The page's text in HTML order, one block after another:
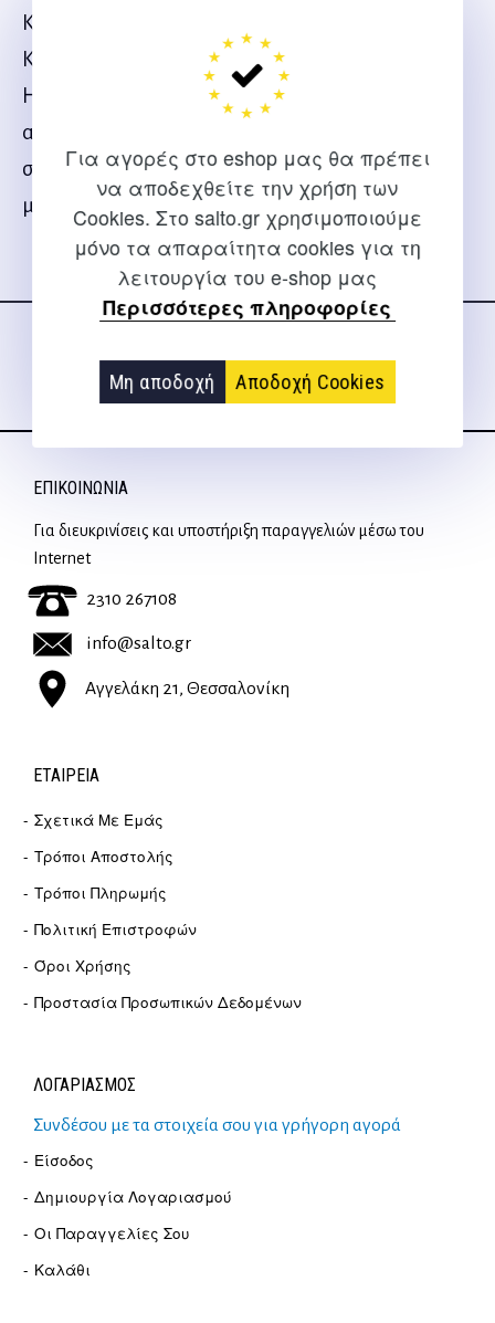
Για αγορές στο eshop μας θα πρέπει
να αποδεχθείτε την χρήση των
Cookies. Στο salto.gr χρησιμοποιούμε
μόνο τα απαραίτητα cookies για τη
λειτουργία του e-shop μας
Περισσότερες πληροφορίες
Μη αποδοχή Αποδοχή Cookies
Κινησιοθεραπεία, Αναπνευστική
Κινησιοθεραπεία, Μάλαξη (μασάζ) και
Ηλεκτροθεραπεία. Στο δεύτερο μέρος
αναφέρονται όλες οι παθήσεις των διαφόρων
συστημάτων του οργανισμού που θεραπεύονται
με τα μέσα που διαθέτει η Φυσικοθεραπεία.
Ακολουθήστε μας
στα social media
ΕΠΙΚΟΙΝΩΝΊΑ
Για διευκρινίσεις και υποστήριξη παραγγελιών μέσω του
Internet
2310 267108
info@salto.gr
Αγγελάκη 21, Θεσσαλονίκη
ΕΤΑΙΡΕΊΑ
Σχετικά Με Εμάς
Τρόποι Αποστολής
Τρόποι Πληρωμής
Πολιτική Επιστροφών
Όροι Χρήσης
Προστασία Προσωπικών Δεδομένων
ΛΟΓΑΡΙΑΣΜΟΣ
Συνδέσου με τα στοιχεία σου για γρήγορη αγορά
Είσοδος
Δημιουργία Λογαριασμού
Οι Παραγγελίες Σου
Καλάθι